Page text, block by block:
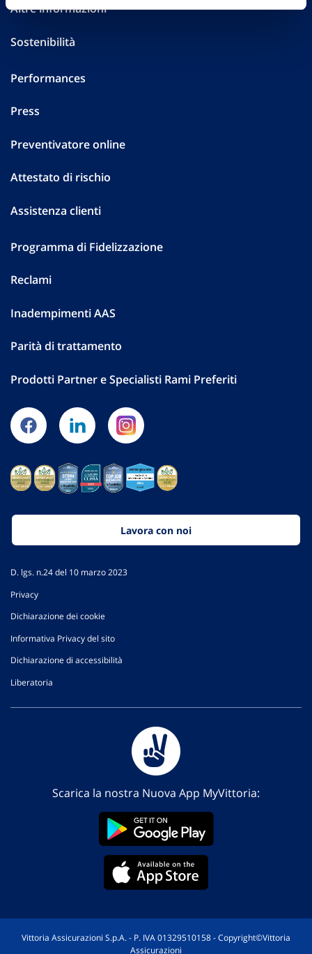
Altre informazioni
Sostenibilità
Performances
Press
Preventivatore online
Attestato di rischio
Assistenza clienti
Programma di Fidelizzazione
Reclami
Inadempimenti AAS
Parità di trattamento
Prodotti Partner e Specialisti Rami Preferiti
Lavora con noi
D. lgs. n.24 del 10 marzo 2023
Privacy
Dichiarazione dei cookie
Informativa Privacy del sito
Dichiarazione di accessibilità
Liberatoria
Scarica la nostra Nuova App MyVittoria:
Vittoria Assicurazioni S.p.A. - P. IVA 01329510158 - Copyright©Vittoria
Assicurazioni